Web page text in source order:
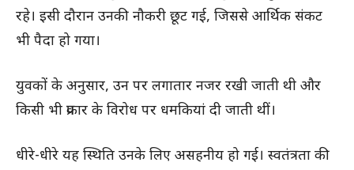
रहे। इसी दौरान उनकी नौकरी छूट गई, जिससे आर्थिक संकट
भी पैदा हो गया।
युवकों के अनुसार, उन पर लगातार नजर रखी जाती थी और
किसी भी प्रकार के विरोध पर धमकियां दी जाती थीं।
धीरे-धीरे यह स्थिति उनके लिए असहनीय हो गई। स्वतंत्रता की